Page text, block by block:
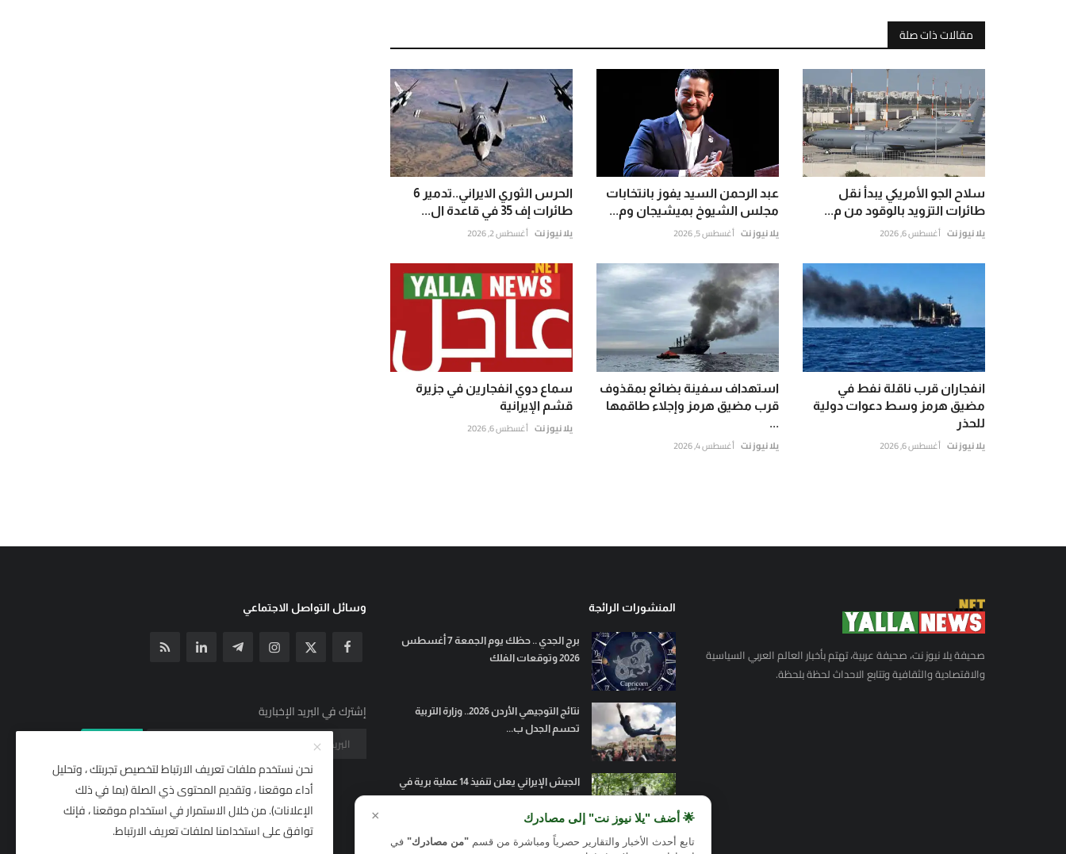
مقالات ذات صلة
سلاح الجو الأمريكي يبدأ نقل
طائرات التزويد بالوقود من م...
يلا نيوز نت أغسطس 6, 2026
عبد الرحمن السيد يفوز بانتخابات
مجلس الشيوخ بميشيجان وم...
يلا نيوز نت أغسطس 5, 2026
الحرس الثوري الايراني..تدمير 6
طائرات إف 35 في قاعدة ال...
يلا نيوز نت أغسطس 2, 2026
انفجاران قرب ناقلة نفط في
مضيق هرمز وسط دعوات دولية
للحذر
يلا نيوز نت أغسطس 6, 2026
استهداف سفينة بضائع بمقذوف
قرب مضيق هرمز وإجلاء طاقمها
...
يلا نيوز نت أغسطس 4, 2026
سماع دوي انفجارين في جزيرة
قشم الإيرانية
يلا نيوز نت أغسطس 6, 2026
صحيفة يلا نيوز نت، صحيفة عربية، تهتم بأخبار العالم العربي السياسية
والاقتصادية والثقافية وتتابع الاحداث لحظة بلحظة.
المنشورات الرائجة
برج الجدي .. حظك يوم الجمعة 7 أغسطس
2026 وتوقعات الفلك
نتائج التوجيهي الأردن 2026.. وزارة التربية
تحسم الجدل ب...
الجيش الإيراني يعلن تنفيذ 14 عملية برية في
السليمانية و...
وسائل التواصل الاجتماعي
إشترك في البريد الإخبارية
نحن نستخدم ملفات تعريف الارتباط لتخصيص تجربتك ، وتحليل
أداء موقعنا ، وتقديم المحتوى ذي الصلة (بما في ذلك
الإعلانات). من خلال الاستمرار في استخدام موقعنا ، فإنك
توافق على استخدامنا لملفات تعريف الارتباط.
🌟 أضف "يلا نيوز نت" إلى مصادرك ×
تابع أحدث الأخبار والتقارير حصرياً ومباشرة من قسم "من مصادرك" في